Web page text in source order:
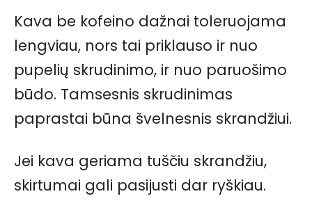
Kava be kofeino dažnai toleruojama
lengviau, nors tai priklauso ir nuo
pupelių skrudinimo, ir nuo paruošimo
būdo. Tamsesnis skrudinimas
paprastai būna švelnesnis skrandžiui.
Jei kava geriama tuščiu skrandžiu,
skirtumai gali pasijusti dar ryškiau.